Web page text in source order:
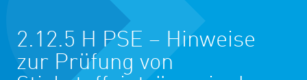
2.12.5 H PSE – Hinweise
zur Prüfung von